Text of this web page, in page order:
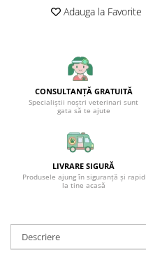
Adauga la Favorite
CONSULTANȚĂ GRATUITĂ
Specialiștii noștri veterinari sunt
gata să te ajute
LIVRARE SIGURĂ
Produsele ajung în siguranță și rapid
la tine acasă
Descriere